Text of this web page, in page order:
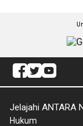
Jelajahi ANTARA
Hukum